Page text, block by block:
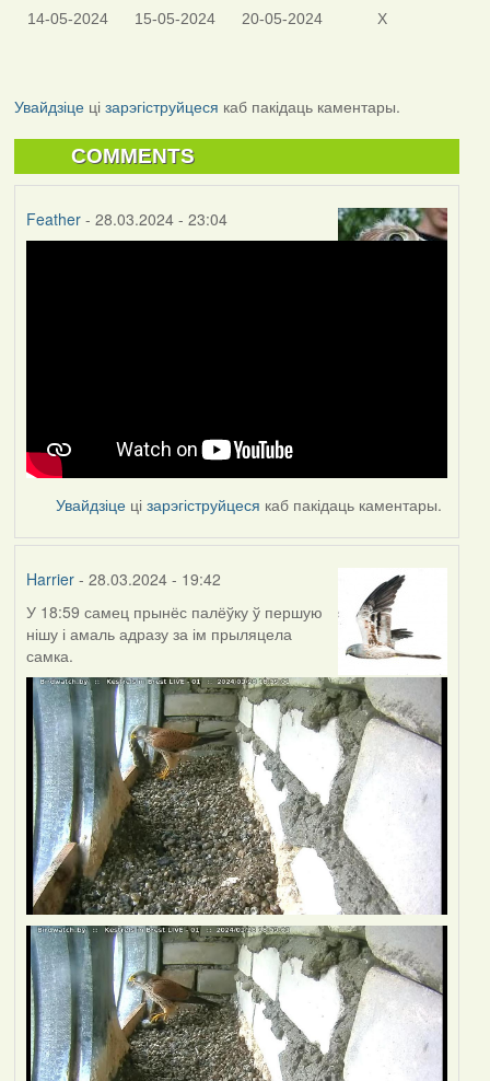
14-05-2024 15-05-2024 20-05-2024 X
Увайдзіцеці зарэгіструйцеся каб пакідаць каментары.
COMMENTS
Feather- 28.03.2024 - 23:04
Увайдзіце цізарэгіструйцеся каб пакідаць каментары.
Harrier- 28.03.2024 - 19:42
У 18:59 самец прынёс палёўку ў першую
нішу і амаль адразу за ім прыляцела
самка.